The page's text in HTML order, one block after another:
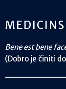
Bene est bene
(Dobro je činiti